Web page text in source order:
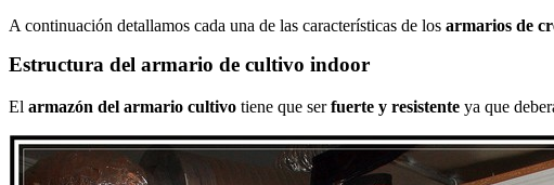
A continuación detallamos cada una de las características de los armarios de
Estructura del armario de cultivo indoor
El armazón del armario cultivo tiene que serfuerte y resistente ya que